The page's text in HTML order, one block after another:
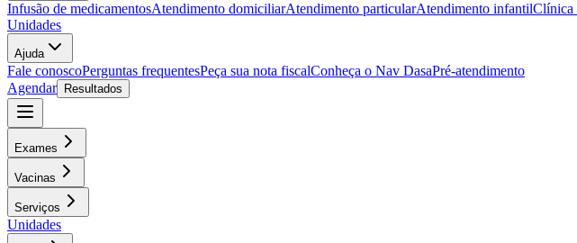
Infusão de medicamentosAtendimento domiciliarAtendimento particularAtendimento infantilClínica
Unidades
Ajuda
Fale conoscoPerguntas frequentesPeça sua nota fiscalConheça o Nav DasaPré-atendimento
Agendar
Resultados
Exames
Vacinas
Serviços
Unidades